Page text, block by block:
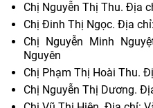
Chị Nguyễn Thị Thu. Địa
Chị Đinh Thị Ngọc. Địa
Chị Nguyễn Minh
Nguyên
Chị Phạm Thị Hoài Thu.
Chị Nguyễn Thị Dương.